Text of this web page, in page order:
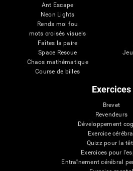
Ant Escape
Neon Lights
Rends moi fou
mots croisés visuels
Faîtes la paire
Space Rescue
Chaos mathématique
Course de billes
Exercices
Brevet
Revendeurs
Développement
Exercice cérébral
Quizz pour la
Exercices pour
Entraînement cérébral